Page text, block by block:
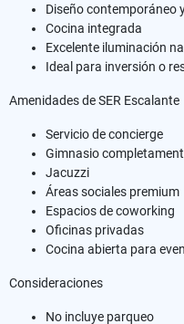
Diseño contemporáneo
Cocina integrada
Excelente iluminación
Ideal para inversión o
Amenidades de SER Escalante
Servicio de concierge
Gimnasio
Jacuzzi
Áreas sociales premium
Espacios de coworking
Oficinas privadas
Cocina abierta para
Consideraciones
No incluye parqueo